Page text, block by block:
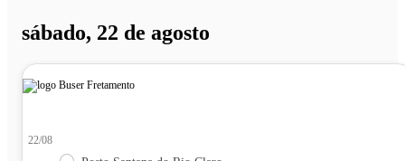
sábado, 22 de agosto
22/08